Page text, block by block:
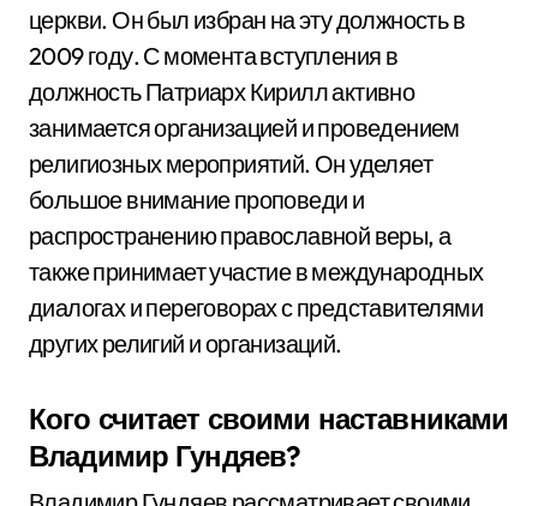
церкви. Он был избран на эту должность в
2009 году. С момента вступления в
должность Патриарх Кирилл активно
занимается организацией и проведением
религиозных мероприятий. Он уделяет
большое внимание проповеди и
распространению православной веры, а
также принимает участие в международных
диалогах и переговорах с представителями
других религий и организаций.
Кого считает своими наставниками
Владимир Гундяев?